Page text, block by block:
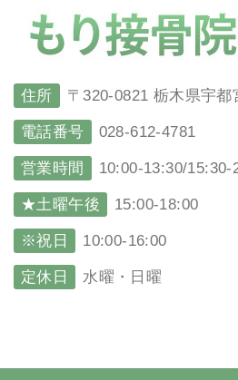
住所 〒320-0821 栃木県宇
電話番号 028-612-4781
営業時間 10:00-13:30/15:30-
★土曜午後 15:00-18:00
※祝日 10:00-16:00
定休日 水曜・日曜